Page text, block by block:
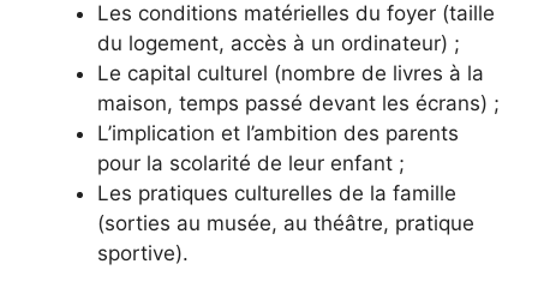
Les conditions matérielles du foyer (taille
du logement, accès à un ordinateur) ;
Le capital culturel (nombre de livres à la
maison, temps passé devant les écrans) ;
L’implication et l’ambition des parents
pour la scolarité de leur enfant ;
Les pratiques culturelles de la famille
(sorties au musée, au théâtre, pratique
sportive).